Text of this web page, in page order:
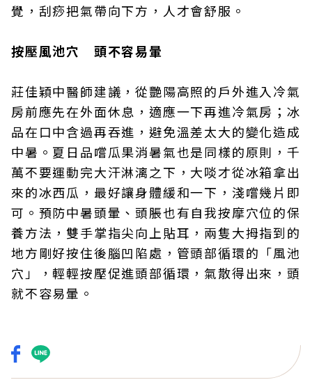
覺，刮痧把氣帶向下方，人才會舒服。
按壓風池穴 頭不容易暈
莊佳穎中醫師建議，從艷陽高照的戶外進入冷氣
房前應先在外面休息，適應一下再進冷氣房；冰
品在口中含過再吞進，避免溫差太大的變化造成
中暑。夏日品嚐瓜果消暑氣也是同樣的原則，千
萬不要運動完大汗淋漓之下，大啖才從冰箱拿出
來的冰西瓜，最好讓身體緩和一下，淺嚐幾片即
可。預防中暑頭暈、頭脹也有自我按摩穴位的保
養方法，雙手掌指尖向上貼耳，兩隻大拇指到的
地方剛好按住後腦凹陷處，管頭部循環的「風池
穴」，輕輕按壓促進頭部循環，氣散得出來，頭
就不容易暈。